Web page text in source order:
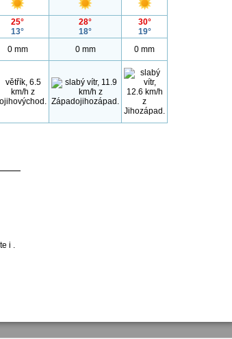
25°
13°
28°
18°
30°
19°
0 mm 0 mm 0 mm
i .